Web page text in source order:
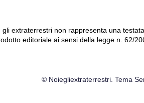
gli extraterrestri non rappresenta una
editoriale ai sensi della legge n. 62/
© Noiegliextraterrestri. Tema